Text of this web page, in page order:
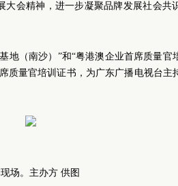
大会精神，进一步凝聚品牌发展社会共
地（南沙）”和“粤港澳企业首席质量官
质量官培训证书，为广东广播电视台主
场。主办方 供图